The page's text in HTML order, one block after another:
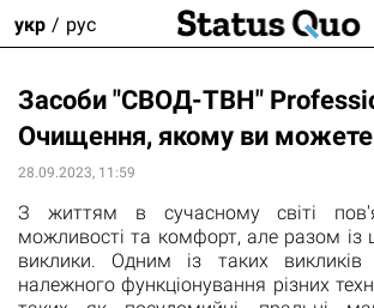
укр рус
Засоби "СВОД-ТВН"
Очищення, якому ви можете
28.09.2023, 11:59
З життям в сучасному світі
можливості та комфорт, але разом із
виклики. Одним із таких викликів
належного функціонування різних